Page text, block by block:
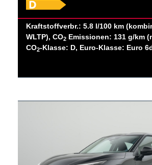
Kraftstoffverbr.: 5.8 l/100 km
WLTP), CO2 Emissionen: 131 g/km
CO2-Klasse: D, Euro-Klasse: Euro